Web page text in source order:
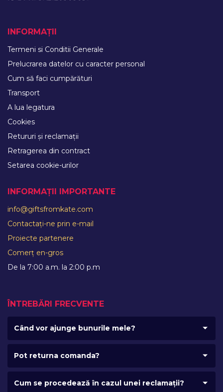
INFORMAȚII
Termeni si Conditii Generale
Prelucrarea datelor cu caracter personal
Cum să faci cumpărături
Transport
A lua legatura
Cookies
Retururi și reclamații
Retragerea din contract
Setarea cookie-urilor
INFORMAȚII IMPORTANTE
info@giftsfromkate.com
Contactați-ne prin e-mail
Proiecte partenere
Comerț en-gros
De la 7:00 a.m. la 2:00 p.m
ÎNTREBĂRI FRECVENTE
Când vor ajunge bunurile mele?
Pot returna comanda?
Cum se procedează în cazul unei reclamații?